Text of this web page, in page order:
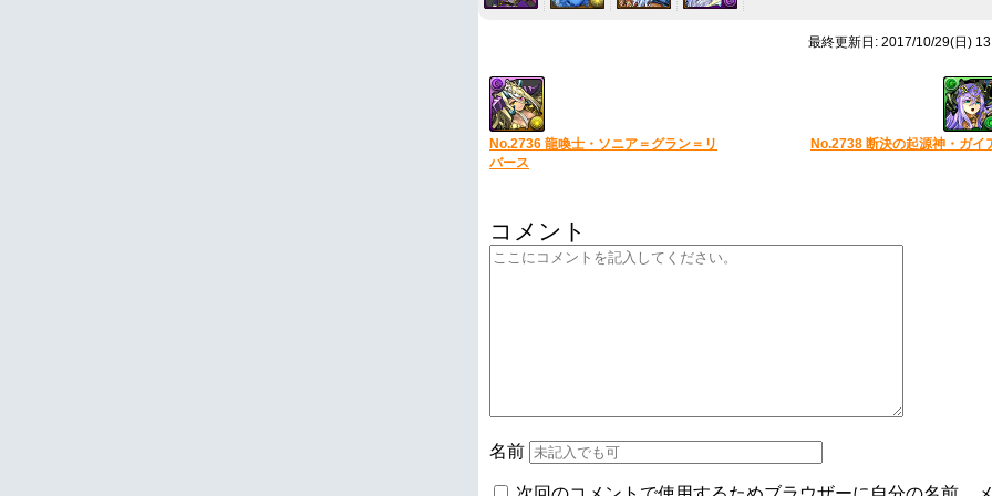
最終更新日: 2017/10/29(日)
No.2736 龍喚士・ソニア＝グラン＝リ
バース
No.2738 断決の起源神・ガイ
コメント
名前